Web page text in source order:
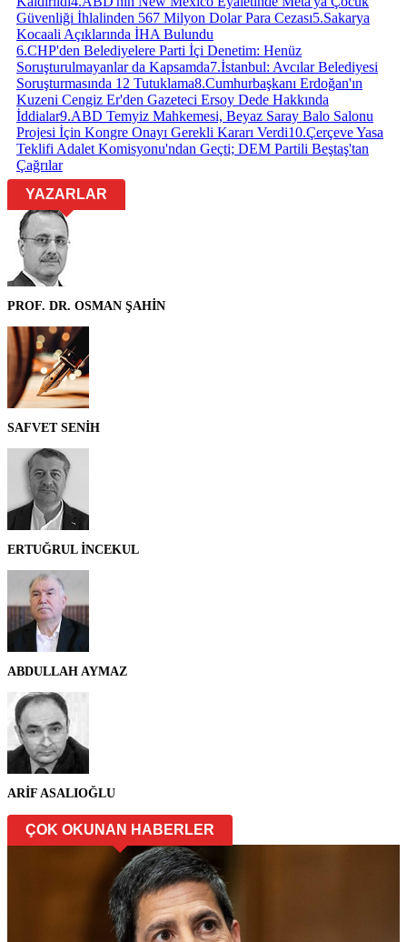
Güvenliği İhlalinden 567 Milyon Dolar Para Cezası5.Sakarya
Kocaali Açıklarında İHA Bulundu
6.CHP'den Belediyelere Parti İçi Denetim: Henüz
Soruşturulmayanlar da Kapsamda7.İstanbul: Avcılar Belediyesi
Soruşturmasında 12 Tutuklama8.Cumhurbaşkanı Erdoğan'ın
Kuzeni Cengiz Er'den Gazeteci Ersoy Dede Hakkında
İddialar9.ABD Temyiz Mahkemesi, Beyaz Saray Balo Salonu
Projesi İçin Kongre Onayı Gerekli Kararı Verdi10.Çerçeve Yasa
Teklifi Adalet Komisyonu'ndan Geçti; DEM Partili Beştaş'tan
Çağrılar
YAZARLAR
PROF. DR. OSMAN ŞAHİN
SAFVET SENİH
ERTUĞRUL İNCEKUL
ABDULLAH AYMAZ
ARİF ASALIOĞLU
ÇOK OKUNAN HABERLER